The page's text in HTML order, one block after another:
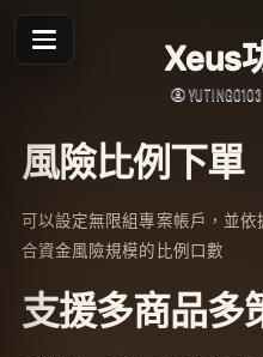
Skip
content
Xeus
YUTING0103
風險比例下單
可以設定無限組專案帳戶，並
合資金風險規模的比例口數
支援多商品多